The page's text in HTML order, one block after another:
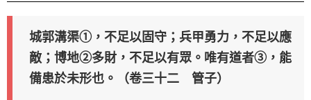
城郭溝渠①，不足以固守；兵甲勇力，不足以應
敵；博地②多財，不足以有眾。唯有道者③，能
備患於未形也。（卷三十二 管子）